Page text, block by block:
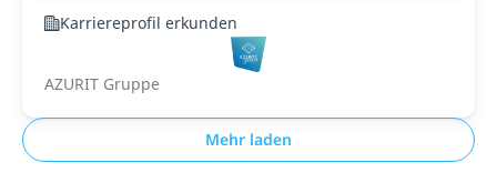
Karriereprofil erkunden
AZURIT Gruppe
Mehr laden